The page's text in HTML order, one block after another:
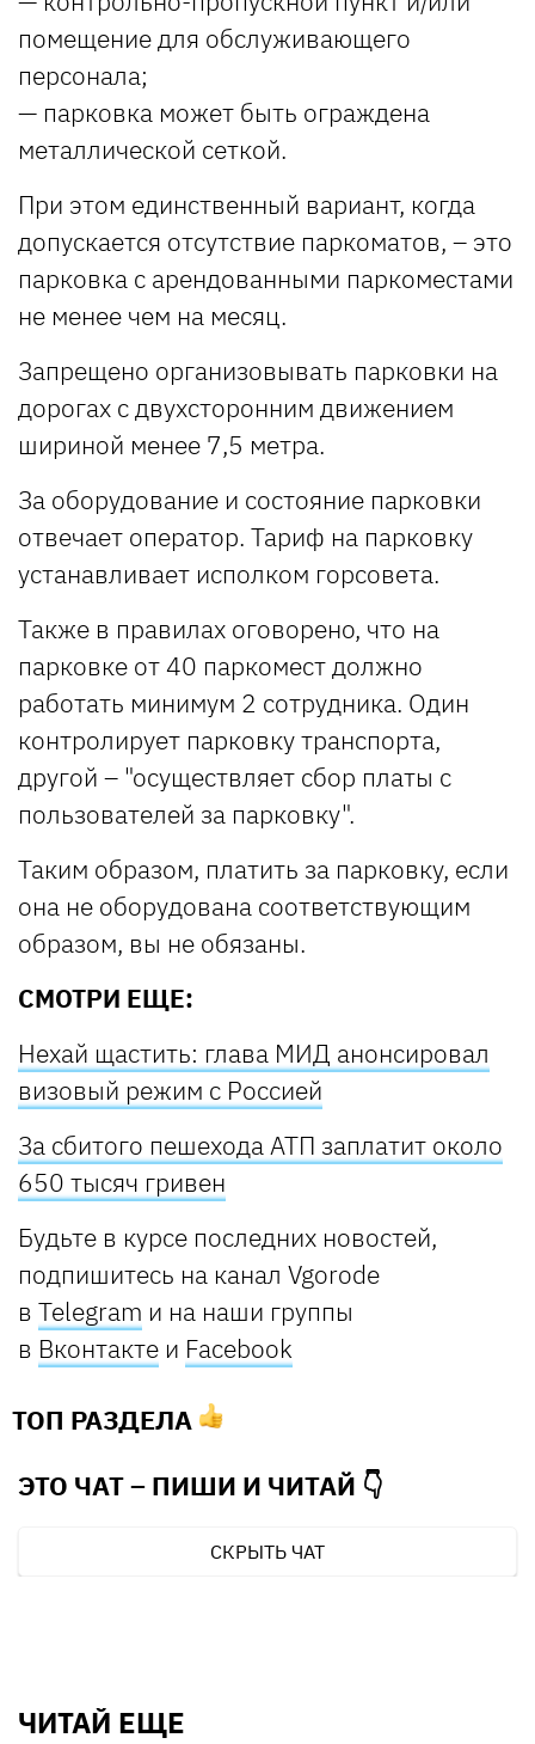
помещение для обслуживающего
персонала;
— парковка может быть ограждена
металлической сеткой.
При этом единственный вариант, когда
допускается отсутствие паркоматов, – это
парковка с арендованными паркоместами
не менее чем на месяц.
Запрещено организовывать парковки на
дорогах с двухсторонним движением
шириной менее 7,5 метра.
За оборудование и состояние парковки
отвечает оператор. Тариф на парковку
устанавливает исполком горсовета.
Также в правилах оговорено, что на
парковке от 40 паркомест должно
работать минимум 2 сотрудника. Один
контролирует парковку транспорта,
другой – "осуществляет сбор платы с
пользователей за парковку".
Таким образом, платить за парковку, если
она не оборудована соответствующим
образом, вы не обязаны.
СМОТРИ ЕЩЕ:
Нехай щастить: глава МИД анонсировал
визовый режим с Россией
За сбитого пешехода АТП заплатит около
650 тысяч гривен
Будьте в курсе последних новостей,
подпишитесь на канал Vgorode
в Telegram и на наши группы
в Вконтакте и Facebook
ТОП РАЗДЕЛА
ЭТО ЧАТ – ПИШИ И ЧИТАЙ 👇
СКРЫТЬ ЧАТ
ЧИТАЙ ЕЩЕ